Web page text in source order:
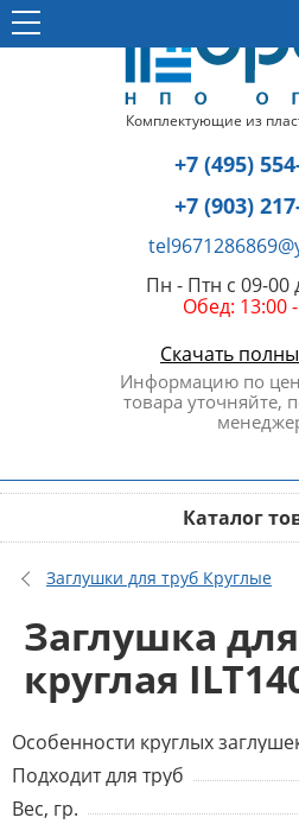
Комплектующие из
+7 (495)
+7 (903)
Пн - Птн с 09-00
Обед: 13:00
Скачать
Информацию по
товара уточняйте,
Каталог
Заглушки для труб Круглые
Заглушка
круглая
Особенности круглых
Подходит для труб
Вес, гр.